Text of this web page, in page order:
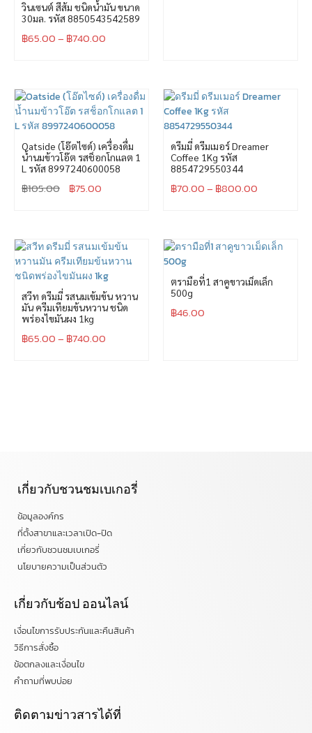
วินเซนต์ สีส้ม ชนิดน้ำมัน ขนาด
30มล. รหัส 8850543542589
฿65.00– ฿740.00
Oatside (โอ๊ตไซด์) เครื่องดื่ม
น้ำนมข้าวโอ๊ต รสช็อกโกแลต 1
L รหัส 8997240600058
฿105.00 ฿75.00
ดรีมมี่ ดรีมเมอร์ Dreamer
Coffee 1Kg รหัส
8854729550344
฿70.00– ฿800.00
สวีท ดรีมมี่ รสนมเข้มข้น หวาน
มัน ครีมเทียมข้นหวาน ชนิด
พร่องไขมันผง 1kg
฿65.00– ฿740.00
ตรามือที่1 สาคูขาวเม็ดเล็ก
500g
฿46.00
เกี่ยวกับชวนชมเบเกอรี่
ข้อมูลองค์กร
ที่ตั้งสาขาและเวลาเปิด-ปิด
เกี่ยวกับชวนชมเบเกอรี่
นโยบายความเป็นส่วนตัว
เกี่ยวกับช้อป ออนไลน์
เงื่อนไขการรับประกันและคืนสินค้า
วิธีการสั่งซื้อ
ข้อตกลงและเงื่อนไข
คำถามที่พบบ่อย
ติดตามข่าวสารได้ที่